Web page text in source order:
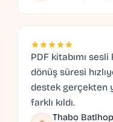
PDF kitabımı
dönüş süresi
destek gerçekten
farklı kıldı.
Thabo